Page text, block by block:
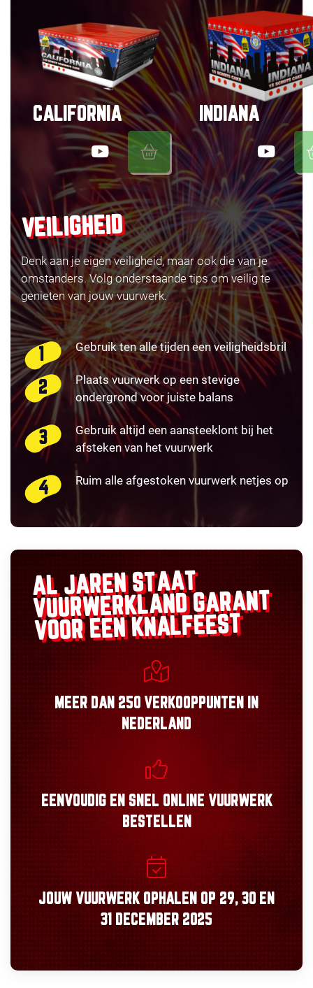
CALIFORNIA INDIANA
VEILIGHEID
Denk aan je eigen veiligheid, maar ook die van je
omstanders. Volg onderstaande tips om veilig te
genieten van jouw vuurwerk.
Gebruik ten alle tijden een veiligheidsbril
Plaats vuurwerk op een stevige
ondergrond voor juiste balans
Gebruik altijd een aansteeklont bij het
afsteken van het vuurwerk
Ruim alle afgestoken vuurwerk netjes op
AL JAREN STAAT
VUURWERKLANDGARANT
VOOR EEN KNALFEEST
MEER DAN 250 VERKOOPPUNTEN
IN
NEDERLAND
EENVOUDIGEN SNEL ONLINE VUURWERK
BESTELLEN
JOUW VUURWERK OPHALEN OP 29, 30 EN
31 DECEMBER 2025